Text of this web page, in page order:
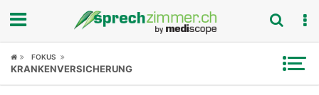
Fokus
FOKUS
KRANKENVERSICHERUNG